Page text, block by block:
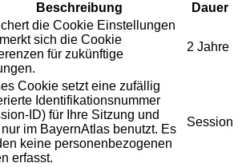
Beschreibung
Dauer
die Cookie Einstellungen
sich die Cookie
für zukünftige
2 Jahre
Cookie setzt eine zufällig
Identifikationsnummer
ID) für Ihre Sitzung und
im BayernAtlas benutzt. Es
keine personenbezogenen
erfasst.
Session